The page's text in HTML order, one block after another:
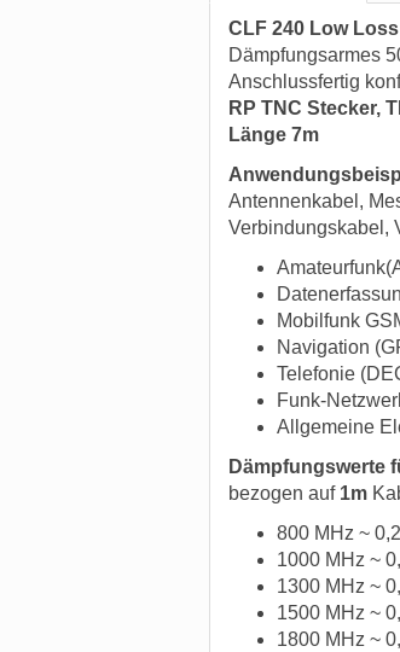
CLF 240 Low Loss
Dämpfungsarmes
Anschlussfertig
RP TNC Stecker,
Länge 7m
Antennenkabel,
Verbindungskabel,
Mobilfunk
Navigation
Telefonie
Funk-
Allgemeine
Dämpfungswerte
bezogen auf 1m
800 MHz ~
1000 MHz ~
1300 MHz ~
1500 MHz ~
1800 MHz ~